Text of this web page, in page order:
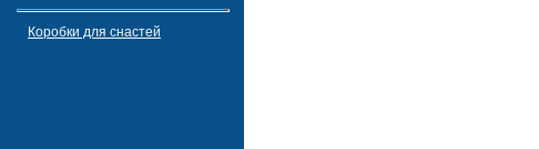
Коробки для снастей